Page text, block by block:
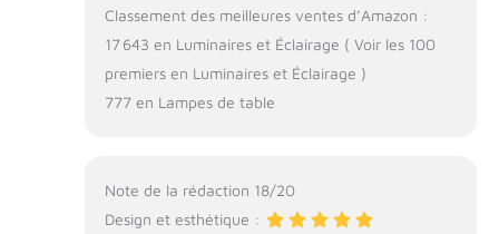
Classement des meilleures ventes d’Amazon :
17 643 en Luminaires et Éclairage ( Voir les 100
premiers en Luminaires et Éclairage )
777 en Lampes de table
Note de la rédaction 18/20
Design et esthétique :